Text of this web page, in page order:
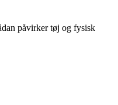
påvirker tøj og fysisk